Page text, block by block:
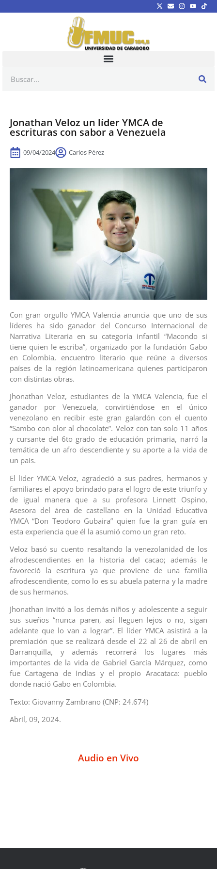
Jonathan Veloz un líder YMCA de
escrituras con sabor a Venezuela
09/04/2024 Carlos Pérez
Con gran orgullo YMCA Valencia anuncia que uno de sus
líderes ha sido ganador del Concurso Internacional de
Narrativa Literaria en su categoría infantil “Macondo si
tiene quien le escriba”, organizado por la fundación Gabo
en Colombia, encuentro literario que reúne a diversos
países de la región latinoamericana quienes participaron
con distintas obras.
Jhonathan Veloz, estudiantes de la YMCA Valencia, fue el
ganador por Venezuela, convirtiéndose en el único
venezolano en recibir este gran galardón con el cuento
“Sambo con olor al chocolate”. Veloz con tan solo 11 años
y cursante del 6to grado de educación primaria, narró la
temática de un afro descendiente y su aporte a la vida de
un país.
El líder YMCA Veloz, agradeció a sus padres, hermanos y
familiares el apoyo brindado para el logro de este triunfo y
de igual manera que a su profesora Linnett Ospino,
Asesora del área de castellano en la Unidad Educativa
YMCA “Don Teodoro Gubaira” quien fue la gran guía en
esta experiencia que él la asumió como un gran reto.
Veloz basó su cuento resaltando la venezolanidad de los
afrodescendientes en la historia del cacao; además le
favoreció la escritura ya que proviene de una familia
afrodescendiente, como lo es su abuela paterna y la madre
de sus hermanos.
Jhonathan invitó a los demás niños y adolescente a seguir
sus sueños “nunca paren, así lleguen lejos o no, sigan
adelante que lo van a lograr”. El líder YMCA asistirá a la
premiación que se realizará desde el 22 al 26 de abril en
Barranquilla, y además recorrerá los lugares más
importantes de la vida de Gabriel García Márquez, como
fue Cartagena de Indias y el propio Aracataca: pueblo
donde nació Gabo en Colombia.
Texto: Giovanny Zambrano (CNP: 24.674)
Abril, 09, 2024.
Audio en Vivo